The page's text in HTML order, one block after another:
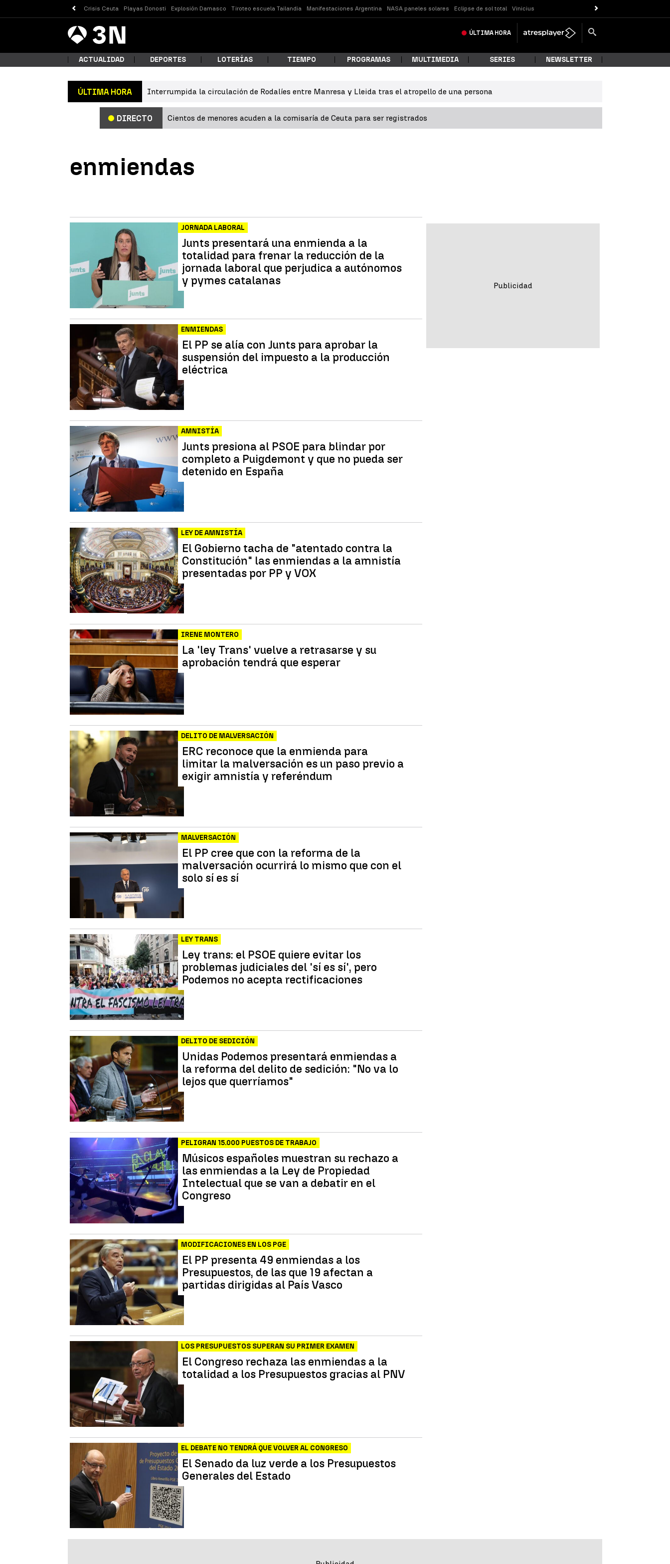
Crisis Ceuta Playas Donosti Explosión Damasco Tiroteo escuela Tailandia Manifestaciones Argentina NASA paneles solares Eclipse de sol total Vinicius
Antena
3 Noticias ÚLTIMA HORA
¿Qué estás buscando?
ACTUALIDAD DEPORTES LOTERÍAS TIEMPO PROGRAMAS MULTIMEDIA SERIES NEWSLETTER
ÚLTIMA HORA Interrumpida la circulación de Rodalíes entre Manresa y Lleida tras el atropello de una persona
DIRECTO Cientos de menores acuden a la comisaría de Ceuta para ser registrados
enmiendas
JORNADA LABORAL
Junts presentará una enmienda a la
totalidad para frenar la reducción de la
jornada laboral que perjudica a autónomos
y pymes catalanas
ENMIENDAS
El PP se alía con Junts para aprobar la
suspensión del impuesto a la producción
eléctrica
AMNISTÍA
Junts presiona al PSOE para blindar por
completo a Puigdemont y que no pueda ser
detenido en España
LEY DE AMNISTÍA
El Gobierno tacha de "atentado contra la
Constitución" las enmiendas a la amnistía
presentadas por PP y VOX
IRENE MONTERO
La 'ley Trans' vuelve a retrasarse y su
aprobación tendrá que esperar
DELITO DE MALVERSACIÓN
ERC reconoce que la enmienda para
limitar la malversación es un paso previo a
exigir amnistía y referéndum
MALVERSACIÓN
El PP cree que con la reforma de la
malversación ocurrirá lo mismo que con el
solo sí es sí
LEY TRANS
Ley trans: el PSOE quiere evitar los
problemas judiciales del 'sí es sí', pero
Podemos no acepta rectificaciones
DELITO DE SEDICIÓN
Unidas Podemos presentará enmiendas a
la reforma del delito de sedición: "No va lo
lejos que querríamos"
PELIGRAN 15.000 PUESTOS DE TRABAJO
Músicos españoles muestran su rechazo a
las enmiendas a la Ley de Propiedad
Intelectual que se van a debatir en el
Congreso
MODIFICACIONES EN LOS PGE
El PP presenta 49 enmiendas a los
Presupuestos, de las que 19 afectan a
partidas dirigidas al País Vasco
LOS PRESUPUESTOS SUPERAN SU PRIMER EXAMEN
El Congreso rechaza las enmiendas a la
totalidad a los Presupuestos gracias al PNV
EL DEBATE NO TENDRÁ QUE VOLVER AL CONGRESO
El Senado da luz verde a los Presupuestos
Generales del Estado